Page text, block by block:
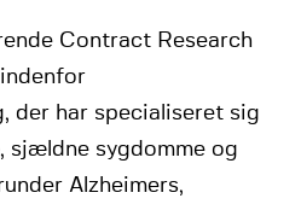
Contract Research
der har specialiseret sig
sjældne sygdomme og
Alzheimers,